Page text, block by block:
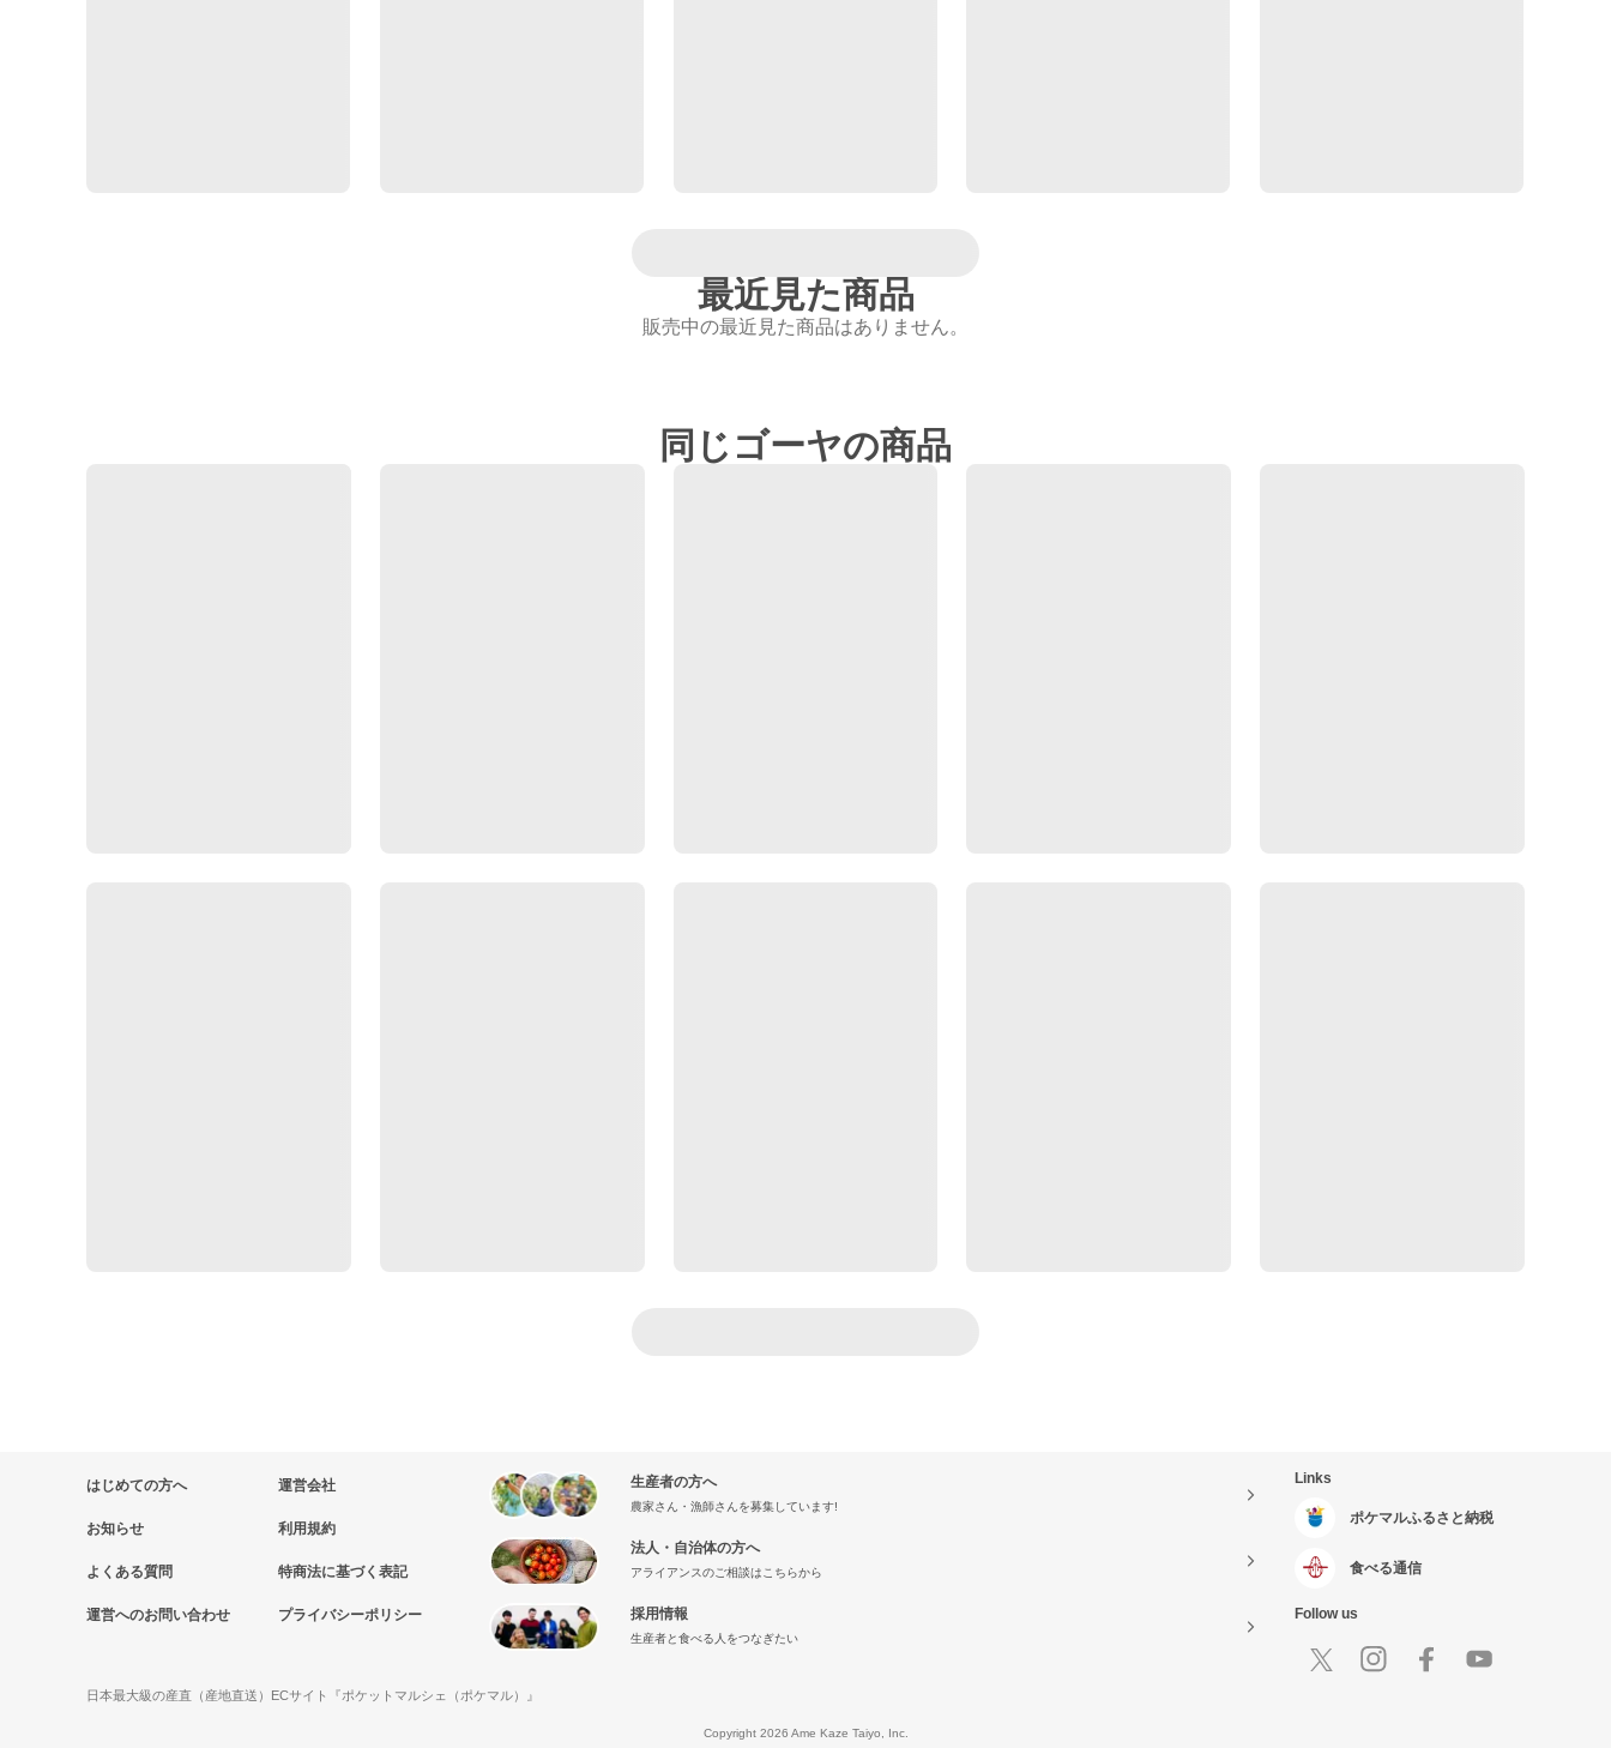
最近見た商品
販売中の最近見た商品はありません。
同じゴーヤの商品
はじめての方へ
お知らせ
よくある質問
運営へのお問い合わせ
運営会社
利用規約
特商法に基づく表記
プライバシーポリシー
生産者の方へ
農家さん・漁師さんを募集しています!
法人・自治体の方へ
アライアンスのご相談はこちらから
採用情報
生産者と食べる人をつなぎたい
Links
ポケマルふるさと納税
食べる通信
Follow us
日本最大級の産直（産地直送）ECサイト『ポケットマルシェ（ポケマル）』
Copyright 2026 Ame Kaze Taiyo, Inc.